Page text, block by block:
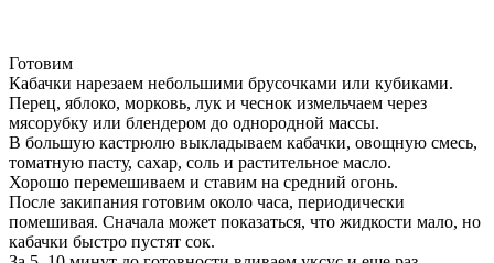
Готовим
Кабачки нарезаем небольшими брусочками или кубиками.
Перец, яблоко, морковь, лук и чеснок измельчаем через
мясорубку или блендером до однородной массы.
В большую кастрюлю выкладываем кабачки, овощную смесь,
томатную пасту, сахар, соль и растительное масло.
Хорошо перемешиваем и ставим на средний огонь.
После закипания готовим около часа, периодически
помешивая. Сначала может показаться, что жидкости мало, но
кабачки быстро пустят сок.